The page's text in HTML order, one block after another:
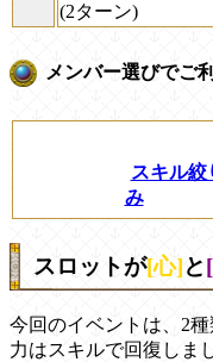
(2ターン)
メンバー選びでご
スキル絞
み
スロットが[心]と
今回のイベントは、2
力はスキルで回復しま